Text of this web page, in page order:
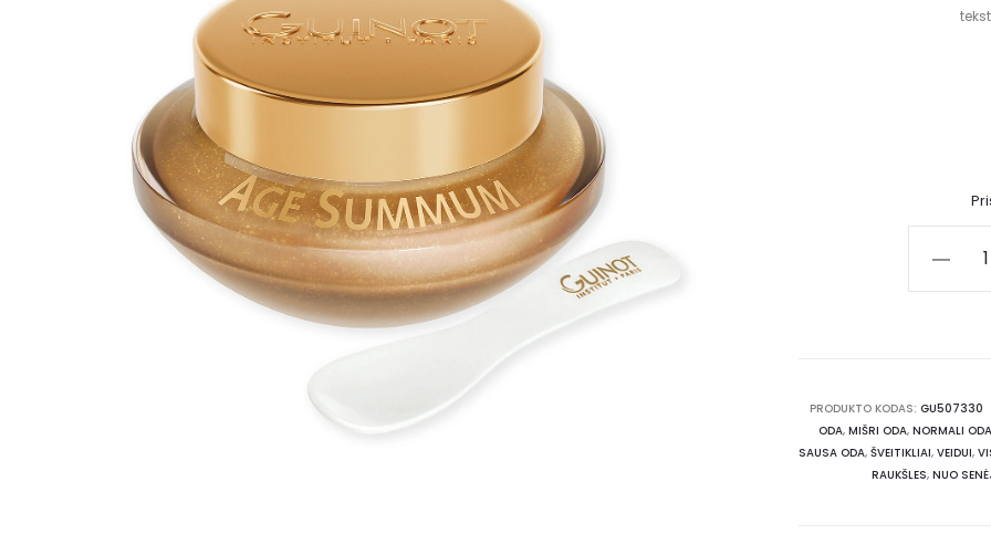
PRODUKTO KODAS: GU507330
ODA, MIŠRI ODA, NORMALI ODA
SAUSA ODA, ŠVEITIKLIAI, VEIDUI,
RAUKŠLES, NUO